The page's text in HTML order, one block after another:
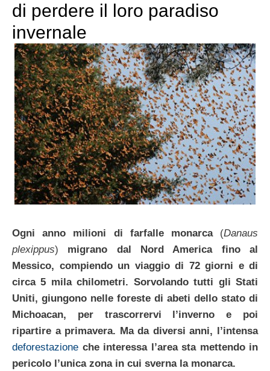
di perdere il loro paradiso
invernale
Ogni anno milioni di farfalle monarca(Danaus
plexippus) migrano dal Nord America fino al
Messico, compiendo un viaggio di 72 giorni e di
circa 5 mila chilometri. Sorvolando tutti gli Stati
Uniti, giungono nelle foreste di abeti dello stato di
Michoacan, per trascorrervi l’inverno e poi
ripartire a primavera. Ma da diversi anni, l’intensa
deforestazione che interessa l’area sta mettendo in
pericolo l’unica zona in cui sverna la monarca.